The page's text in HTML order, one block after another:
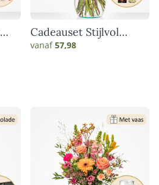
Cadeauset Stijlvol
genieten
vanaf57,98